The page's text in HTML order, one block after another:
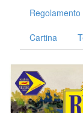
Regolamento
Cartina